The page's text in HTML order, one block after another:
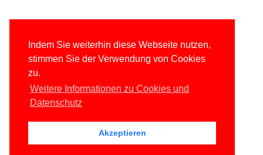
Indem Sie weiterhin diese Webseite nutzen,
stimmen Sie der Verwendung von Cookies
zu.
Weitere Informationen zu Cookies und
Datenschutz
Akzeptieren